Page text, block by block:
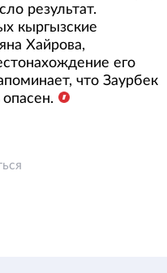
результат.
кыргызские
Хайрова,
его
что Заурбек